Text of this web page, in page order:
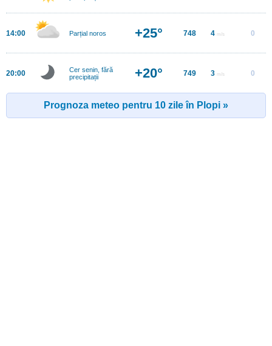
14:00 Parțial noros +25° 748 4 m/s 0
20:00
Cer senin, fără
precipitații
+20° 749 3 m/s 0
Prognoza meteo pentru 10 zile în Plopi »